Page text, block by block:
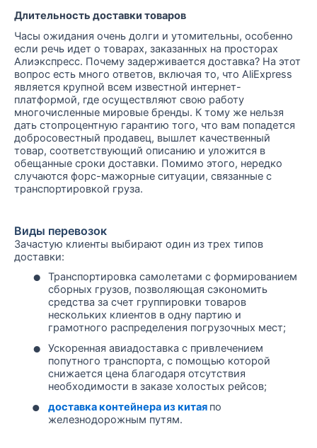
Длительность доставки товаров
Часы ожидания очень долги и утомительны, особенно
если речь идет о товарах, заказанных на просторах
Алиэкспресс. Почему задерживается доставка? На этот
вопрос есть много ответов, включая то, что AliExpress
является крупной всем известной интернет-
платформой, где осуществляют свою работу
многочисленные мировые бренды. К тому же нельзя
дать стопроцентную гарантию того, что вам попадется
добросовестный продавец, вышлет качественный
товар, соответствующий описанию и уложится в
обещанные сроки доставки. Помимо этого, нередко
случаются форс-мажорные ситуации, связанные с
транспортировкой груза.
Виды перевозок
Зачастую клиенты выбирают один из трех типов
доставки:
•
Транспортировка самолетами с формированием
сборных грузов, позволяющая сэкономить
средства за счет группировки товаров
нескольких клиентов в одну партию и
грамотного распределения погрузочных мест;
•
Ускоренная авиадоставка с привлечением
попутного транспорта, с помощью которой
снижается цена благодаря отсутствия
необходимости в заказе холостых рейсов;
• доставка контейнера из китая по
железнодорожным путям.